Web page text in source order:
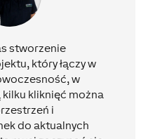
stworzenie
który łączy w
w
kliknięć można
i
do aktualnych